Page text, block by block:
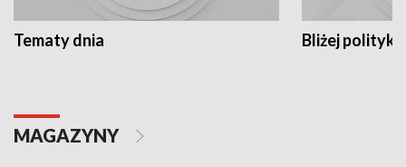
Tematy dnia Bliżej polityki
MAGAZYNY